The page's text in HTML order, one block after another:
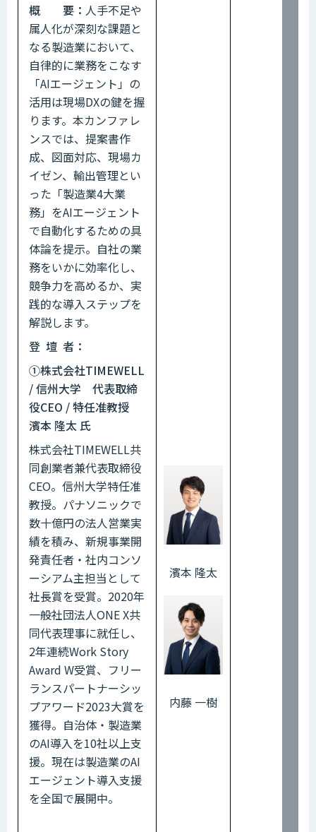
概 要： 人手不足や
属人化が深刻な課題と
なる製造業において、
自律的に業務をこなす
「AIエージェント」の
活用は現場DXの鍵を握
ります。本カンファレ
ンスでは、提案書作
成、図面対応、現場カ
イゼン、輸出管理とい
った「製造業4大業
務」をAIエージェント
で自動化するための具
体論を提示。自社の業
務をいかに効率化し、
競争力を高めるか、実
践的な導入ステップを
解説します。
登 壇 者：
①株式会社TIMEWELL
/ 信州大学 代表取締
役CEO / 特任准教授
濱本 隆太 氏
株式会社TIMEWELL共
同創業者兼代表取締役
CEO。信州大学特任准
教授。パナソニックで
数十億円の法人営業実
績を積み、新規事業開
発責任者・社内コンソ
ーシアム主担当として
社長賞を受賞。2020年
一般社団法人ONE X共
同代表理事に就任し、
2年連続Work Story
Award W受賞、フリー
ランスパートナーシッ
プアワード2023大賞を
獲得。自治体・製造業
のAI導入を10社以上支
援。現在は製造業のAI
エージェント導入支援
を全国で展開中。
濱本 隆太
内藤 一樹